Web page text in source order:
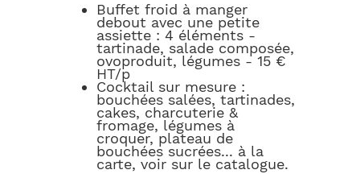
Buffet froid à manger
debout avec une petite
assiette : 4 éléments -
tartinade, salade composée,
ovoproduit, légumes - 15 €
HT/p
Cocktail sur mesure :
bouchées salées, tartinades,
cakes, charcuterie &
fromage, légumes à
croquer, plateau de
bouchées sucrées... à la
carte, voir sur le catalogue.